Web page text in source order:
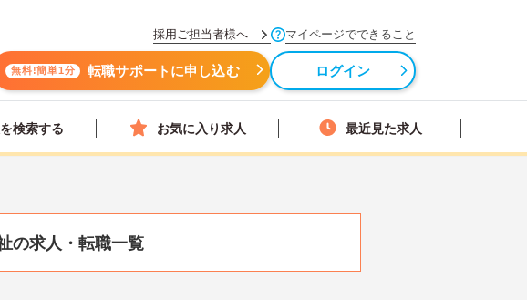
採用ご担当者様へ マイページでできること
無料!簡単1分 転職サポートに申し込む ログイン
検索する お気に入り求人 最近見た求人
の求人・転職一覧